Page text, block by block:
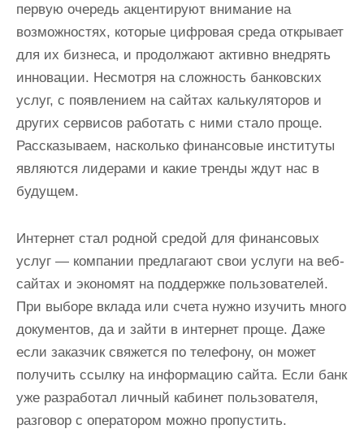
первую очередь акцентируют внимание на
возможностях, которые цифровая среда открывает
для их бизнеса, и продолжают активно внедрять
инновации. Несмотря на сложность банковских
услуг, с появлением на сайтах калькуляторов и
других сервисов работать с ними стало проще.
Рассказываем, насколько финансовые институты
являются лидерами и какие тренды ждут нас в
будущем.
Интернет стал родной средой для финансовых
услуг — компании предлагают свои услуги на веб-
сайтах и ​​экономят на поддержке пользователей.
При выборе вклада или счета нужно изучить много
документов, да и зайти в интернет проще. Даже
если заказчик свяжется по телефону, он может
получить ссылку на информацию сайта. Если банк
уже разработал личный кабинет пользователя,
разговор с оператором можно пропустить.